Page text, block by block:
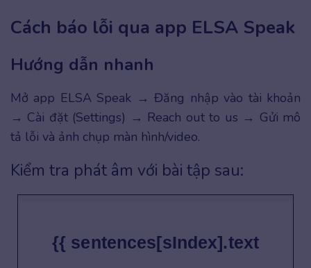
Cách báo lỗi qua app ELSA Speak
Hướng dẫn nhanh
Mở app ELSA Speak → Đăng nhập vào tài khoản
→ Cài đặt (Settings) → Reach out to us → Gửi mô
tả lỗi và ảnh chụp màn hình/video.
Kiểm tra phát âm với bài tập sau:
{{ sentences[sIndex].text